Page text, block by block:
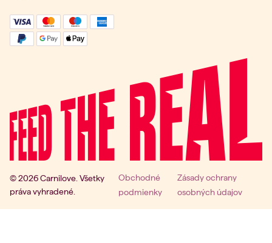
© 2026 Carnilove. Všetky
práva vyhradené.
Obchodné
podmienky
Zásady ochrany
osobných údajov